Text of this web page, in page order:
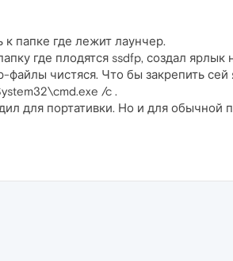
к папке где лежит лаунчер.
где плодятся ssdfp, создал
файлы чистяся. Что бы закрепить
/c .
для портативки. Но и для обычной